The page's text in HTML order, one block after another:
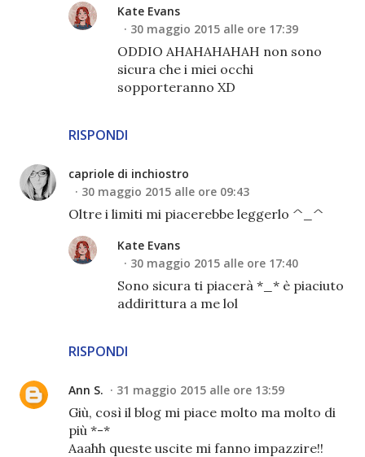
RISPONDI
Kate Evans
30 maggio 2015 alle ore 17:39
ODDIO AHAHAHAHAH non sono
sicura che i miei occhi
sopporteranno XD
capriole di inchiostro
30 maggio 2015 alle ore 09:43
Oltre i limiti mi piacerebbe leggerlo ^_^
RISPONDI
Kate Evans
30 maggio 2015 alle ore 17:40
Sono sicura ti piacerà *_* è piaciuto
addirittura a me lol
Ann S. 31 maggio 2015 alle ore 13:59
Giù, così il blog mi piace molto ma molto di
più *-*
Aaahh queste uscite mi fanno impazzire!!